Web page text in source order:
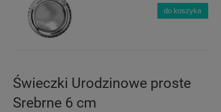
do koszyka
Świeczki Urodzinowe proste
Srebrne 6 cm